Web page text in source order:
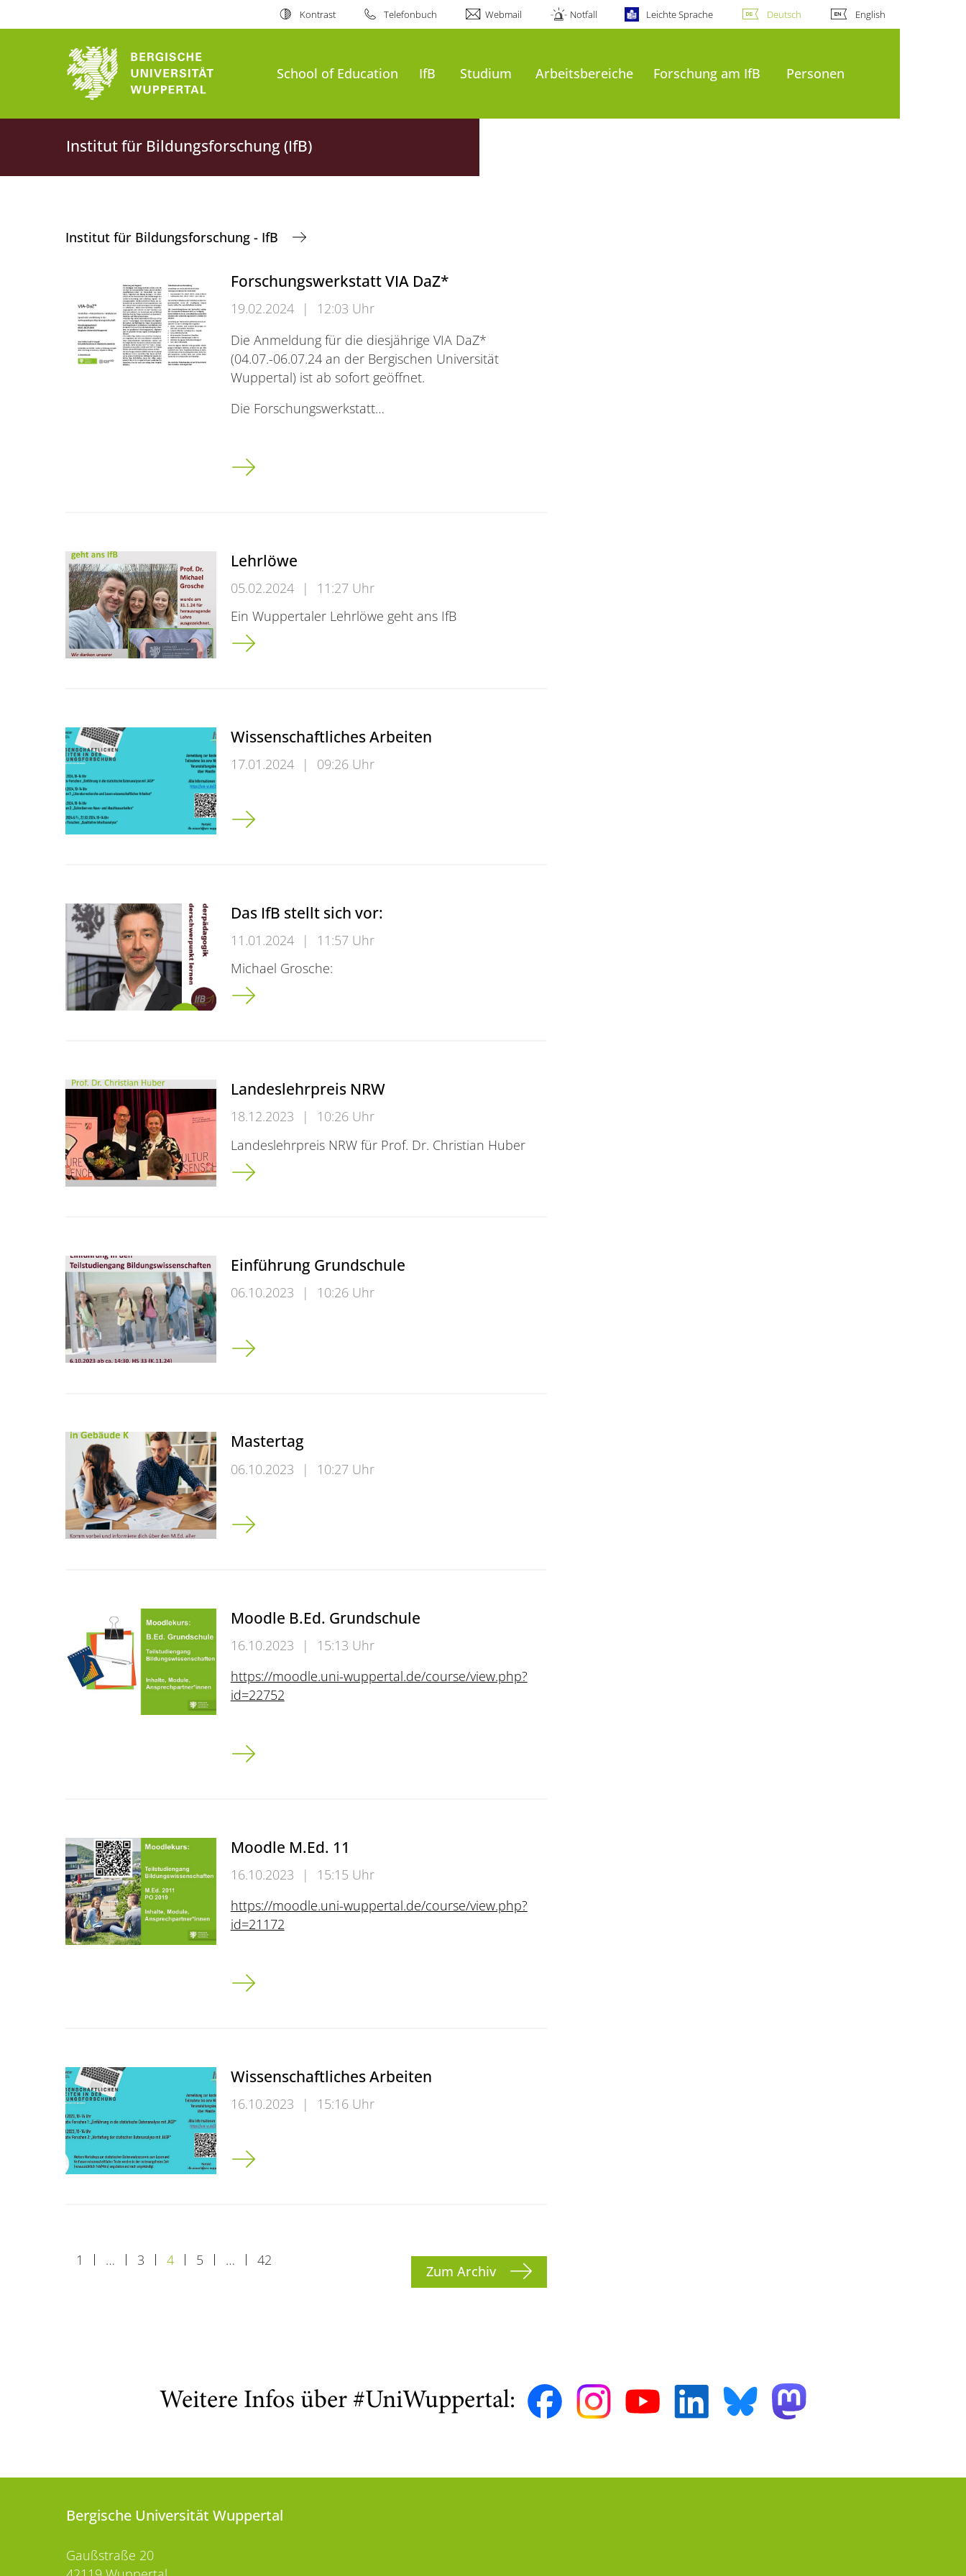
Kontrast Telefonbuch Webmail Notfall Leichte Sprache Deutsch English
School of Education IfB Studium Arbeitsbereiche Forschung am IfB Personen
Institut für Bildungsforschung (IfB)
Institut für Bildungsforschung - IfB
Forschungswerkstatt VIA DaZ*
19.02.2024 |
12:03 Uhr
Die Anmeldung für die diesjährige VIA DaZ*
(04.07.-06.07.24 an der Bergischen Universität
Wuppertal) ist ab sofort geöffnet.
Die Forschungswerkstatt…
Forschungswerkstatt VIA DaZ*
Lehrlöwe
05.02.2024 |
11:27 Uhr
Ein Wuppertaler Lehrlöwe geht ans IfB
Lehrlöwe
Wissenschaftliches Arbeiten
17.01.2024 | 09:26 Uhr
Wissenschaftliches Arbeiten
Das IfB stellt sich vor:
11.01.2024 |
11:57 Uhr
Michael Grosche:
Das IfB stellt sich vor:
Landeslehrpreis NRW
18.12.2023 |
10:26 Uhr
Landeslehrpreis NRW für Prof. Dr. Christian Huber
Landeslehrpreis NRW
Einführung Grundschule
06.10.2023 | 10:26 Uhr
Einführung Grundschule
Mastertag
06.10.2023 | 10:27 Uhr
Mastertag
Moodle B.Ed. Grundschule
16.10.2023 |
15:13 Uhr
https://moodle.uni-wuppertal.de/course/view.php?
id=22752
Moodle B.Ed. Grundschule
Moodle M.Ed. 11
16.10.2023 |
15:15 Uhr
https://moodle.uni-wuppertal.de/course/view.php?
id=21172
Moodle M.Ed. 11
Wissenschaftliches Arbeiten
16.10.2023 | 15:16 Uhr
Wissenschaftliches Arbeiten
1 … 3 4 5 … 42
Zum Archiv
Weitere Infos über #UniWuppertal:
Bergische Universität Wuppertal
Gaußstraße 20